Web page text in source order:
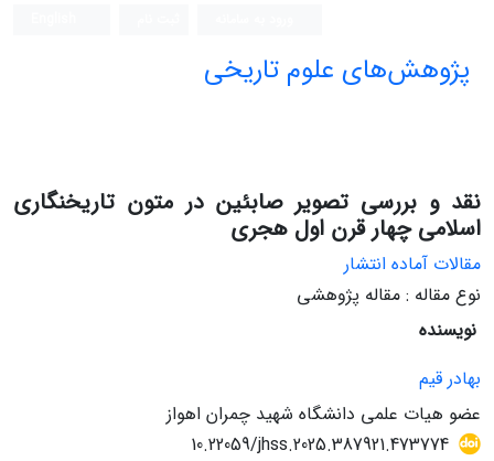
پژوهش‌های علوم تاریخی
نقد و بررسی تصویر صابئین در متون تاریخنگاری
اسلامی چهار قرن اول هجری
مقالات آماده انتشار
نوع مقاله : مقاله پژوهشی
نویسنده
بهادر قیم
عضو هیات علمی دانشگاه شهید چمران اهواز
10.22059/jhss.2025.387921.473774